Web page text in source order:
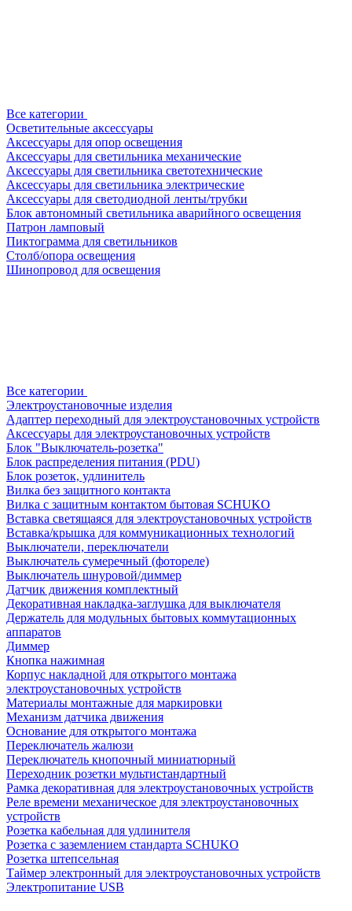
Все категории
Осветительные аксессуары
Аксессуары для опор освещения
Аксессуары для светильника механические
Аксессуары для светильника светотехнические
Аксессуары для светильника электрические
Аксессуары для светодиодной ленты/трубки
Блок автономный светильника аварийного освещения
Патрон ламповый
Пиктограмма для светильников
Столб/опора освещения
Шинопровод для освещения
Все категории
Электроустановочные изделия
Адаптер переходный для электроустановочных устройств
Аксессуары для электроустановочных устройств
Блок "Выключатель-розетка"
Блок распределения питания (PDU)
Блок розеток, удлинитель
Вилка без защитного контакта
Вилка с защитным контактом бытовая SCHUKO
Вставка светящаяся для электроустановочных устройств
Вставка/крышка для коммуникационных технологий
Выключатели, переключатели
Выключатель сумеречный (фотореле)
Выключатель шнуровой/диммер
Датчик движения комплектный
Декоративная накладка-заглушка для выключателя
Держатель для модульных бытовых коммутационных
аппаратов
Диммер
Кнопка нажимная
Корпус накладной для открытого монтажа
электроустановочных устройств
Материалы монтажные для маркировки
Механизм датчика движения
Основание для открытого монтажа
Переключатель жалюзи
Переключатель кнопочный миниатюрный
Переходник розетки мультистандартный
Рамка декоративная для электроустановочных устройств
Реле времени механическое для электроустановочных
устройств
Розетка кабельная для удлинителя
Розетка с заземлением стандарта SCHUKO
Розетка штепсельная
Таймер электронный для электроустановочных устройств
Электропитание USB